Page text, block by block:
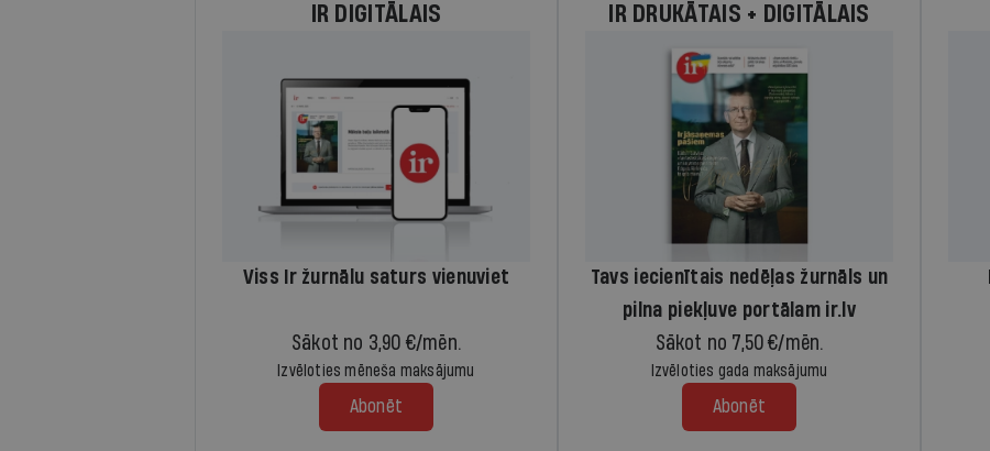
IR DIGITĀLAIS
Viss Ir žurnālu saturs vienuviet
Sākot no 3,90 €/mēn.
Izvēloties mēneša maksājumu
Abonēt
IR DRUKĀTAIS + DIGITĀLAIS
Tavs iecienītais nedēļas žurnāls un
pilna piekļuve portālam ir.lv
Sākot no 7,50 €/mēn.
Izvēloties gada maksājumu
Abonēt